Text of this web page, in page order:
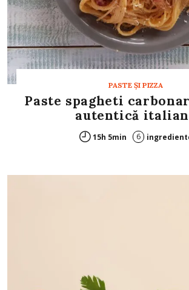
PASTE ŞI PIZZA
Paste spagheti
autentică
15h 5min 6